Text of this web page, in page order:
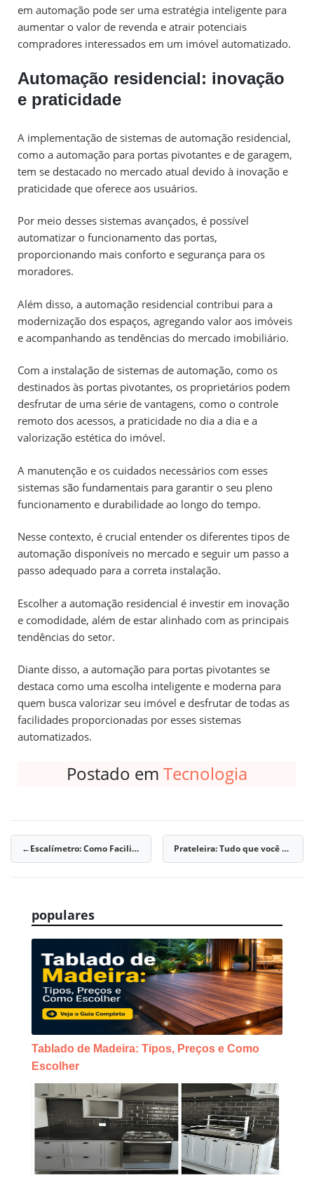
em automação pode ser uma estratégia inteligente para
aumentar o valor de revenda e atrair potenciais
compradores interessados em um imóvel automatizado.
Automação residencial: inovação
e praticidade
A implementação de sistemas de automação residencial,
como a automação para portas pivotantes e de garagem,
tem se destacado no mercado atual devido à inovação e
praticidade que oferece aos usuários.
Por meio desses sistemas avançados, é possível
automatizar o funcionamento das portas,
proporcionando mais conforto e segurança para os
moradores.
Além disso, a automação residencial contribui para a
modernização dos espaços, agregando valor aos imóveis
e acompanhando as tendências do mercado imobiliário.
Com a instalação de sistemas de automação, como os
destinados às portas pivotantes, os proprietários podem
desfrutar de uma série de vantagens, como o controle
remoto dos acessos, a praticidade no dia a dia e a
valorização estética do imóvel.
A manutenção e os cuidados necessários com esses
sistemas são fundamentais para garantir o seu pleno
funcionamento e durabilidade ao longo do tempo.
Nesse contexto, é crucial entender os diferentes tipos de
automação disponíveis no mercado e seguir um passo a
passo adequado para a correta instalação.
Escolher a automação residencial é investir em inovação
e comodidade, além de estar alinhado com as principais
tendências do setor.
Diante disso, a automação para portas pivotantes se
destaca como uma escolha inteligente e moderna para
quem busca valorizar seu imóvel e desfrutar de todas as
facilidades proporcionadas por esses sistemas
automatizados.
Postado em Tecnologia
Navegação
Post
Escalímetro: Como Facilitar Medições Precisas na Construção Prateleira: Tudo que você Precisa Saber antes Montar, Tendências 2026
populares
Tablado de Madeira: Tipos, Preços e Como
Escolher